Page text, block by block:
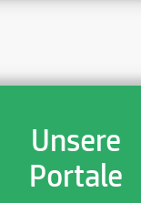
Unsere
Portale